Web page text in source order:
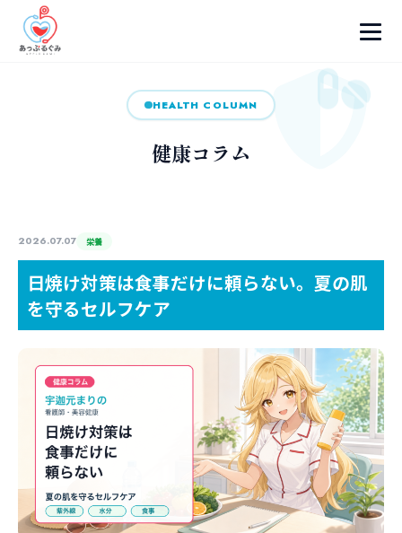
HEALTH COLUMN
健康コラム
2026.07.07 栄養
日焼け対策は食事だけに頼らない。夏の肌
を守るセルフケア